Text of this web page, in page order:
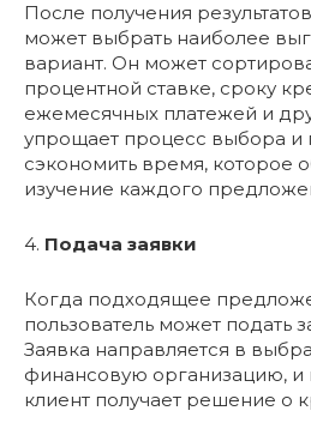
После получения
может выбрать наиболее
вариант. Он может
процентной ставке, сроку
ежемесячных платежей и
упрощает процесс выбора и
сэкономить время, которое
изучение каждого
4. Подача заявки
Когда подходящее
пользователь может подать
Заявка направляется в
финансовую организацию, и
клиент получает решение о